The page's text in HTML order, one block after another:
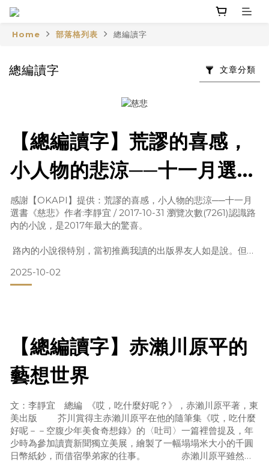
Home 部落格列表 總編讀字
總編讀字 文章分類
【總編讀字】荒謬的喜感，
小人物的悲涼──十一月選書
《慈悲》
感謝【OKAPI】提供：荒謬的喜感，小人物的悲涼──十一月
選書《慈悲》作者:李靜宜 / 2017-10-31 瀏覽次數(7261)認識路
內的小說，是2017年最大的驚喜。
路內的小說很特別，當初推薦我讀的出版界友人如是說。但怎
己讀讀便知。而友人的說法果真沒錯，一打開書稿，我就被路
內的文字風格徹底迷住了。路內作品的特別，一部分原因在於
2025-10-02
【總編讀字】赤瀨川原平的
藝想世界
文：李靜宜 總編 《哎，吃什麼好呢？》，赤瀨川原平著，東
美出版 芥川賞得主赤瀨川原平在他的隨筆集《哎，吃什麼
好呢－－空腹少年美食奇想錄》的〈吐司〉一篇裡曾提及，年
少時為參加讀賣新聞獨立美展，繪製了一幅塌塌米大小的千圓
日幣紙鈔，而借宿學弟家的往事。 赤瀨川原平雖然輕